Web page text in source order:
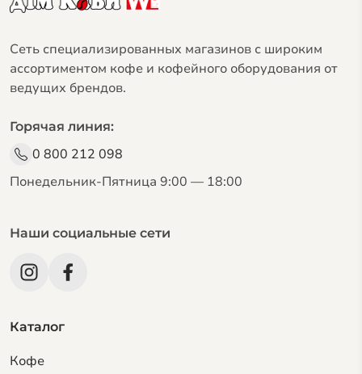
Сеть специализированных магазинов с широким
ассортиментом кофе и кофейного оборудования от
ведущих брендов.
Горячая линия:
0 800 212 098
Понедельник-Пятница 9:00 — 18:00
Наши социальные сети
Каталог
Кофе